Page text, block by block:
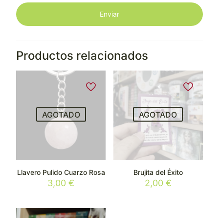
Productos relacionados
AGOTADO
Llavero Pulido Cuarzo Rosa
3,00€
AGOTADO
Brujita del Éxito
2,00 €